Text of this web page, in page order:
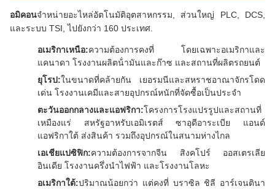
อมิคอนจําหน่ายอะไหล่อัตโนมัติอุตสาหกรรม, ส่วนใหญ่ PLC, DCS,
และระบบ TSI, ไปยังกว่า 160 ประเทศ.
อเมริกาเหนือ:ความต้องการคงที่ โดยเฉพาะอเมริกาและ
แคนาดา โรงงานผลิตน้ํามันและก๊าซ และสถานที่ผลิตรถยนต์
ยุโรป:ในขนาดที่คล้ายกัน เยอรมนีและสหราชอาณาจักรโดด
เด่น โรงงานเคมีและสายอุปกรณ์หนักที่จัดซื้อเป็นประจํา
ตะวันออกกลางและแอฟริกา:โครงการโรงแปรรูปและสถานที่
เหมืองแร่ สหรัฐอาหรับเอมิเรตส์ ซาอุดีอาระเบีย แอนด์
แอฟริกาใต้ ส่งสินค้า รวมถึงอุปกรณ์ในสนามห่างไกล
เอเชียแปซิฟิก:ความต้องการจากจีน สิงคโปร์ ออสเตรเลีย
อินเดีย โรงงานครึ่งนําไฟฟ้า และโรงงานโลหะ
อเมริกาใต้:ปริมาณน้อยกว่า แต่คงที่ บราซิล ชิลี อาร์เจนตินา